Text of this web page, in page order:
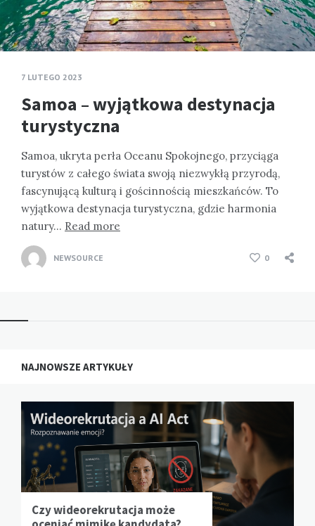
7 LUTEGO 2023
Samoa – wyjątkowa destynacja
turystyczna
Samoa, ukryta perła Oceanu Spokojnego, przyciąga
turystów z całego świata swoją niezwykłą przyrodą,
fascynującą kulturą i gościnnością mieszkańców. To
wyjątkowa destynacja turystyczna, gdzie harmonia
natury… Read more
NEWSOURCE 0
NAJNOWSZE ARTYKUŁY
Czy wideorekrutacja może